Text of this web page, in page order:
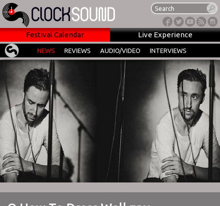
Festival Calendar Live Experience
NEWS REVIEWS AUDIO/VIDEO INTERVIEWS